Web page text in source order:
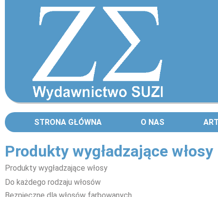
STRONA GŁÓWNA O NAS
Produkty wygładzające włosy
Produkty wygładzające włosy
Do każdego rodzaju włosów